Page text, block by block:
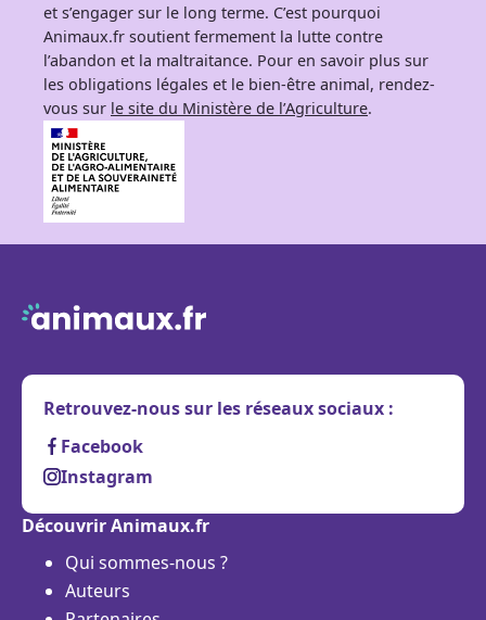
et s’engager sur le long terme. C’est pourquoi
Animaux.fr soutient fermement la lutte contre
l’abandon et la maltraitance. Pour en savoir plus sur
les obligations légales et le bien-être animal, rendez-
vous sur le site du Ministère de l’Agriculture.
Retrouvez-nous sur les réseaux sociaux :
Facebook
Instagram
Découvrir Animaux.fr
Qui sommes-nous ?
Auteurs